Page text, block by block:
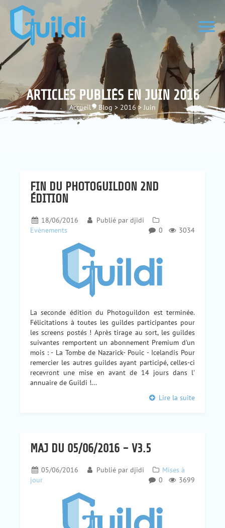
ARTICLES PUBLIÉS EN JUIN 2016
Accueil > Blog > 2016 > Juin
FIN DU PHOTOGUILDON 2ND
ÉDITION
18/06/2016 Publié par djidi
Evènements
3034
0
La seconde édition du Photoguildon est terminée.
Félicitations à toutes les guildes participantes pour
les screens postés ! Après tirage au sort, les guildes
suivantes remportent un abonnement Premium d'un
mois : - La Tombe de Nazarick ​- Pouic - Icelandis Pour
remercier les autres guildes ayant participé, celles-ci
recevront une mise en avant de 14 jours dans l'
annuaire de Guildi !...
Lire la suite
MAJ DU 05/06/2016 - V3.5
05/06/2016 Publié par djidi
Mises à
jour
3699
0